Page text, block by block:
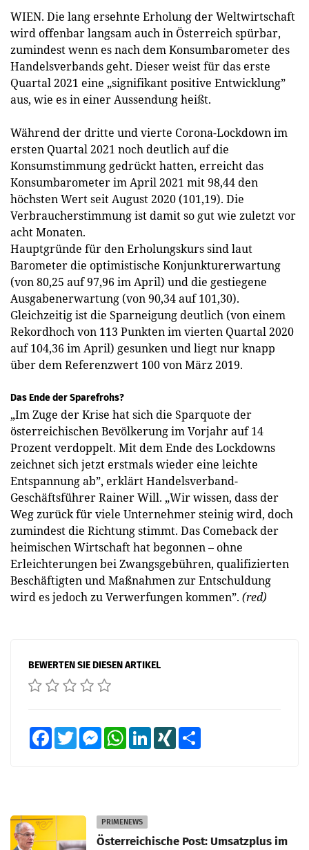
WIEN. Die lang ersehnte Erholung der Weltwirtschaft
wird offenbar langsam auch in Österreich spürbar,
zumindest wenn es nach dem Konsumbarometer des
Handelsverbands geht. Dieser weist für das erste
Quartal 2021 eine „signifikant positive Entwicklung”
aus, wie es in einer Aussendung heißt.
Während der dritte und vierte Corona-Lockdown im
ersten Quartal 2021 noch deutlich auf die
Konsumstimmung gedrückt hatten, erreicht das
Konsum­barometer im April 2021 mit 98,44 den
höchsten Wert seit August 2020 (101,19). Die
Verbraucherstimmung ist damit so gut wie zuletzt vor
acht Monaten.
Hauptgründe für den Erholungskurs sind laut
Barometer die optimistische Konjunkturerwartung
(von 80,25 auf 97,96 im April) und die gestiegene
Ausgabenerwartung (von 90,34 auf 101,30).
Gleichzeitig ist die Sparneigung deutlich (von einem
Rekordhoch von 113 Punkten im vierten Quartal 2020
auf 104,36 im April) gesunken und liegt nur knapp
über dem Referenzwert 100 von März 2019.
Das Ende der Sparefrohs?
„Im Zuge der Krise hat sich die Sparquote der
österreichischen Bevölkerung im Vorjahr auf 14
Prozent verdoppelt. Mit dem Ende des Lockdowns
zeichnet sich jetzt erstmals wieder eine leichte
Entspannung ab”, erklärt Handelsverband-
Geschäftsführer Rainer Will. „Wir wissen, dass der
Weg zurück für viele Unternehmer steinig wird, doch
zumindest die Richtung stimmt. Das Comeback der
heimischen Wirtschaft hat begonnen – ohne
Erleichterungen bei Zwangsgebühren, qualifizierten
Beschäftigten und Maßnahmen zur Entschuldung
wird es jedoch zu Verwerfungen kommen”. (red)
BEWERTEN SIE DIESEN ARTIKEL
FacebookTwitter MessengerWhatsAppLinkedInXING
PRIMENEWS
Österreichische Post: Umsatzplus im